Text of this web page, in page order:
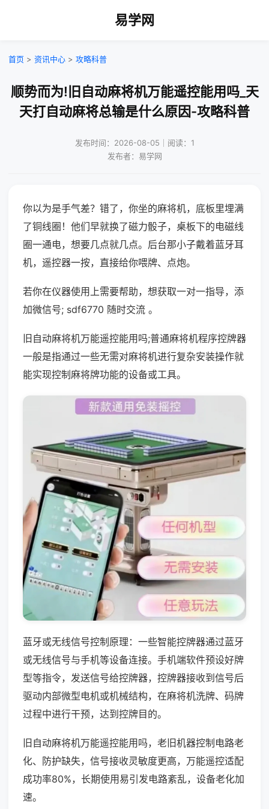
易学网
首页 > 资讯中心 > 攻略科普
顺势而为!旧自动麻将机万能遥控能用吗_天
天打自动麻将总输是什么原因-攻略科普
发布时间：2026-08-05｜阅读：1
发布者：易学网
你以为是手气差？错了，你坐的麻将机，底板里埋满
了铜线圈！他们早就换了磁力骰子，桌板下的电磁线
圈一通电，想要几点就几点。后台那小子戴着蓝牙耳
机，遥控器一按，直接给你喂牌、点炮。
若你在仪器使用上需要帮助，想获取一对一指导，添
加微信号; sdf6770 随时交流 。
旧自动麻将机万能遥控能用吗;普通麻将机程序控牌器
一般是指通过一些无需对麻将机进行复杂安装操作就
能实现控制麻将牌功能的设备或工具。
蓝牙或无线信号控制原理：一些智能控牌器通过蓝牙
或无线信号与手机等设备连接。手机端软件预设好牌
型等指令，发送信号给控牌器，控牌器接收到信号后
驱动内部微型电机或机械结构，在麻将机洗牌、码牌
过程中进行干预，达到控牌目的。
旧自动麻将机万能遥控能用吗，老旧机器控制电路老
化、防护缺失，信号接收灵敏度更高，万能遥控适配
成功率80%，长期使用易引发电路紊乱，设备老化加
速。